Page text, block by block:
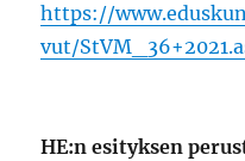
https://
vut/
HE:n esityksen